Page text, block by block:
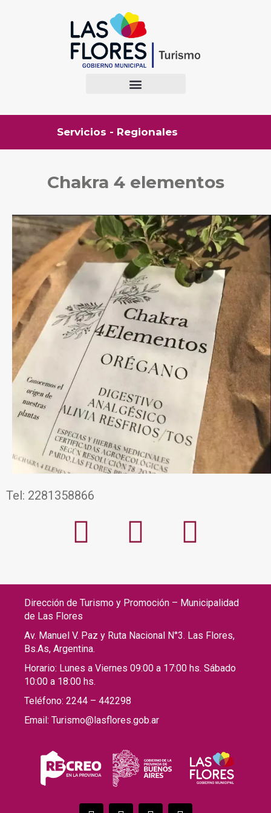
Servicios - Regionales
Chakra 4 elementos
Tel: 2281358866
Dirección de Turismo y Promoción – Municipalidad
de Las Flores
Av. Manuel V. Paz y Ruta Nacional N°3. Las Flores,
Bs.As, Argentina.
Horario: Lunes a Viernes 09:00 a 17:00 hs. Sábado
10:00 a 18:00 hs.
Teléfono: 2244 – 442298
Email: Turismo@lasflores.gob.ar